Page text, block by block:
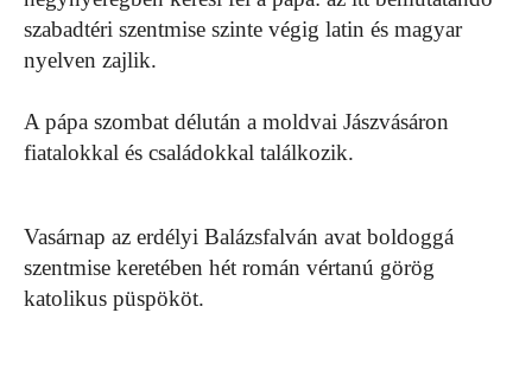
szabadtéri szentmise szinte végig latin és magyar
nyelven zajlik.
A pápa szombat délután a moldvai Jászvásáron
fiatalokkal és családokkal találkozik.
Vasárnap az erdélyi Balázsfalván avat boldoggá
szentmise keretében hét román vértanú görög
katolikus püspököt.